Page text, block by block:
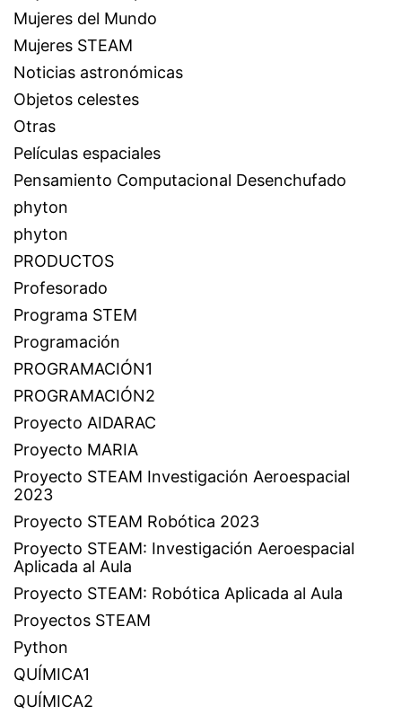
Mujeres del Mundo
Mujeres STEAM
Noticias astronómicas
Objetos celestes
Otras
Películas espaciales
Pensamiento Computacional Desenchufado
phyton
phyton
PRODUCTOS
Profesorado
Programa STEM
Programación
PROGRAMACIÓN1
PROGRAMACIÓN2
Proyecto AIDARAC
Proyecto MARIA
Proyecto STEAM Investigación Aeroespacial
2023
Proyecto STEAM Robótica 2023
Proyecto STEAM: Investigación Aeroespacial
Aplicada al Aula
Proyecto STEAM: Robótica Aplicada al Aula
Proyectos STEAM
Python
QUÍMICA1
QUÍMICA2